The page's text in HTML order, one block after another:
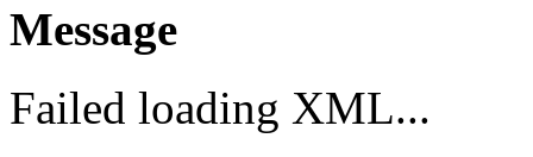
Message
Failed loading XML...